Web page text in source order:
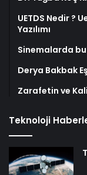
UETDS Nedir ?
Yazılımı
Sinemalarda
Derya Bakbak
Zarafetin ve
Teknoloji